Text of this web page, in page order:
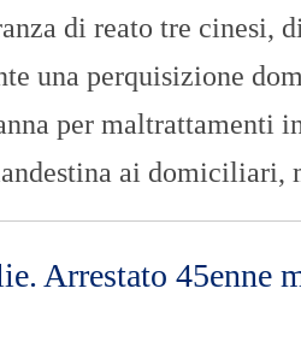
di reato tre cinesi,
una perquisizione
per maltrattamenti
ai
Arrestato 45enne